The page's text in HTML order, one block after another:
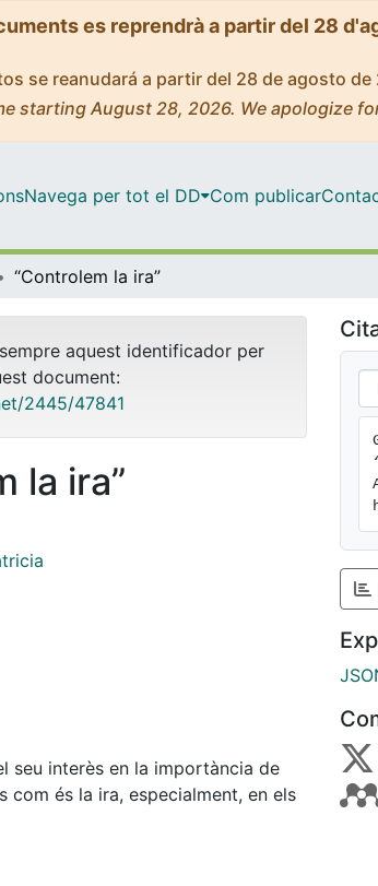
es reprendrà a partir del 28
se reanudará a partir del 28 de agosto
starting August 28, 2026. We apologize
Navega per tot el DD Com publicar
“Controlem la ira”
aquest identificador per
document:
2445/47841
la ira”
seu interès en la importància de
com és la ira, especialment, en els
es planteja un projecte destinat a